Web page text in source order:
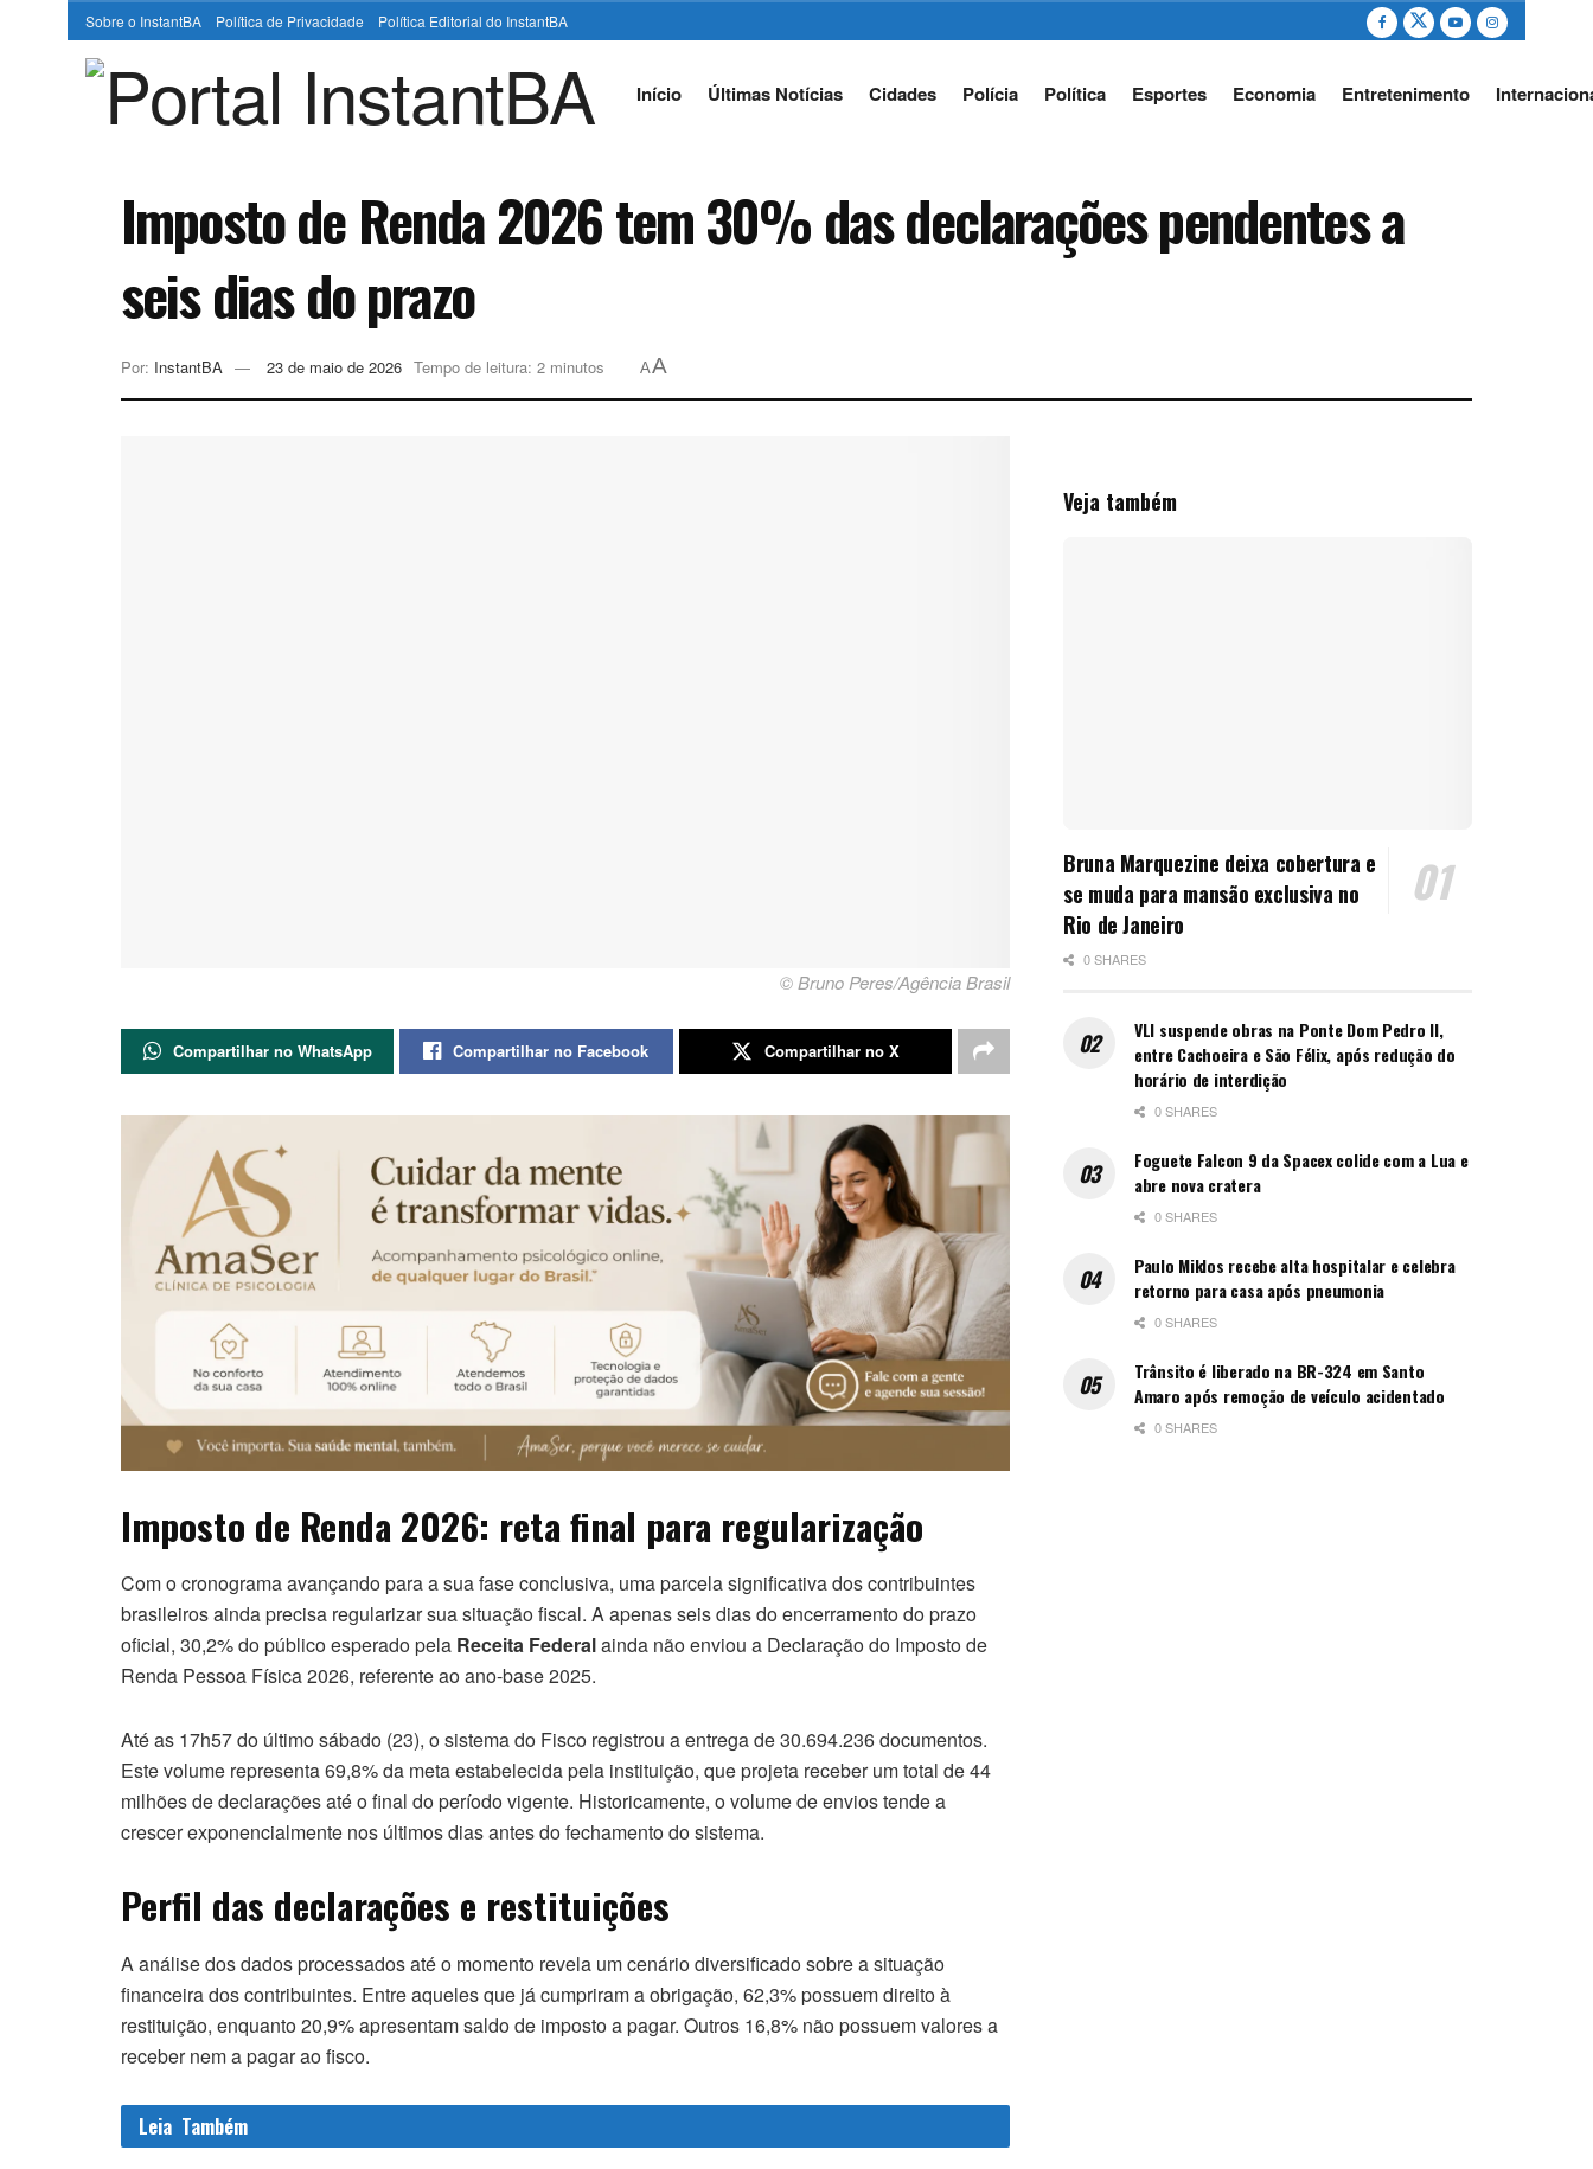
Sobre o InstantBA Política de Privacidade Política Editorial do InstantBA
Início Últimas Notícias Cidades Polícia Política Esportes Economia Entretenimento
Imposto de Renda 2026 tem 30% das declarações pendentes a
seis dias do prazo
Por: InstantBA 23 de maio de 2026 Tempo de leitura: 2 minutos AA
© Bruno Peres/Agência Brasil
Compartilhar no WhatsApp Compartilhar no Facebook Compartilhar no X
Imposto de Renda 2026: reta final para regularização
Com o cronograma avançando para a sua fase conclusiva, uma parcela significativa dos contribuintes
brasileiros ainda precisa regularizar sua situação fiscal. A apenas seis dias do encerramento do prazo
oficial, 30,2% do público esperado pela Receita Federalainda não enviou a Declaração do Imposto de
Renda Pessoa Física 2026, referente ao ano-base 2025.
Até as 17h57 do último sábado (23), o sistema do Fisco registrou a entrega de 30.694.236 documentos.
Este volume representa 69,8% da meta estabelecida pela instituição, que projeta receber um total de 44
milhões de declarações até o final do período vigente. Historicamente, o volume de envios tende a
crescer exponencialmente nos últimos dias antes do fechamento do sistema.
Perfil das declarações e restituições
A análise dos dados processados até o momento revela um cenário diversificado sobre a situação
financeira dos contribuintes. Entre aqueles que já cumpriram a obrigação, 62,3% possuem direito à
restituição, enquanto 20,9% apresentam saldo de imposto a pagar. Outros 16,8% não possuem valores a
receber nem a pagar ao fisco.
Leia Também
Veja também
Bruna Marquezine deixa cobertura e
se muda para mansão exclusiva no
Rio de Janeiro
0 SHARES
VLI suspende obras na Ponte Dom Pedro II,
entre Cachoeira e São Félix, após redução do
horário de interdição
0 SHARES
Foguete Falcon 9 da Spacex colide com a Lua e
abre nova cratera
0 SHARES
Paulo Miklos recebe alta hospitalar e celebra
retorno para casa após pneumonia
0 SHARES
Trânsito é liberado na BR-324 em Santo
Amaro após remoção de veículo acidentado
0 SHARES